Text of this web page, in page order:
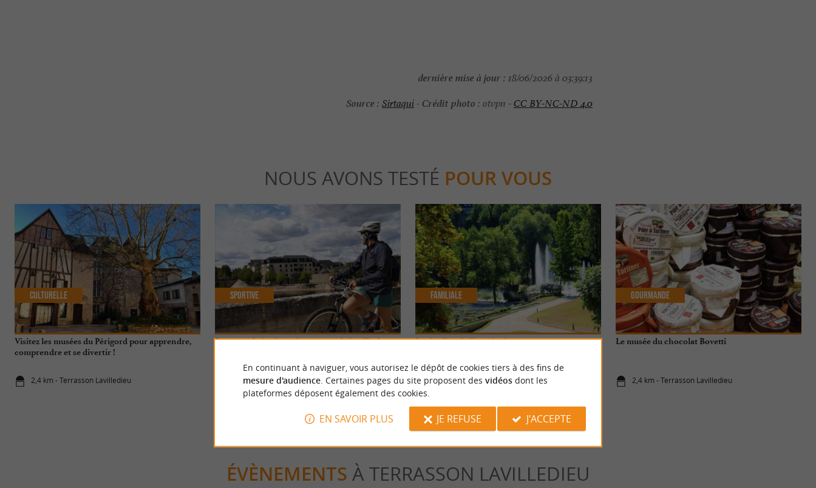
dernière mise à jour : 18/06/2026 à 03:39:13
Source : Sirtaqui-Crédit photo : otvpn -CC BY-NC-ND 4.0
NOUS AVONS TESTÉ POUR VOUS
Visitez les musées du Périgord pour apprendre,
comprendre et se divertir !
2,4 km - Terrasson Lavilledieu
Culturelle
Promenade à vélo et découverte de la ville de
2,4 km - Terrasson Lavilledieu
Sportive
Les jardins de l'imaginaire
2,4 km - Terrasson Lavilledieu
Familiale
Le musée du chocolat Bovetti
2,4 km - Terrasson Lavilledieu
Gourmande
ÉVÈNEMENTS À TERRASSON LAVILLEDIEU
En continuant à naviguer, vous autorisez le dépôt de cookies tiers à des fins de
mesure d'audience. Certaines pages du site proposent des vidéosdont les
plateformes déposent également des cookies.
EN SAVOIR PLUS JE REFUSE J'ACCEPTE